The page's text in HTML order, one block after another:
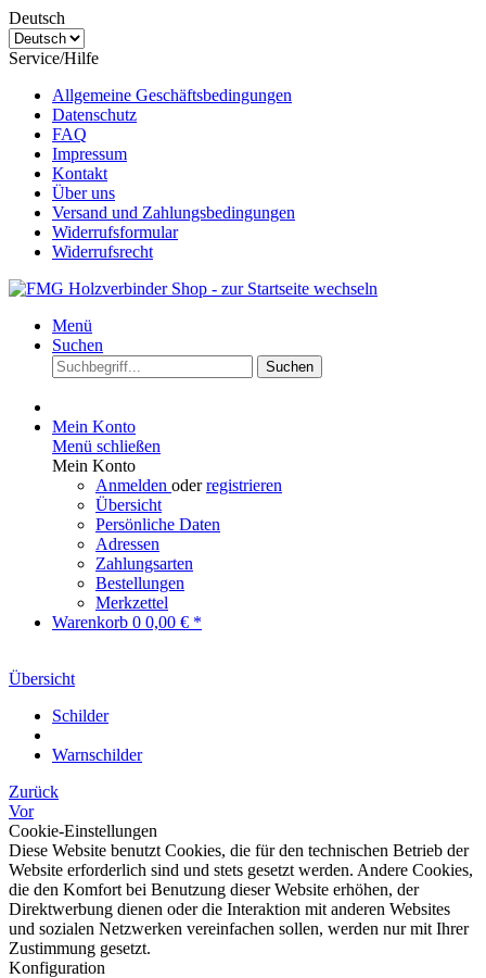
Deutsch
Service/Hilfe
Allgemeine Geschäftsbedingungen
Datenschutz
FAQ
Impressum
Kontakt
Über uns
Versand und Zahlungsbedingungen
Widerrufsformular
Widerrufsrecht
Menü
Suchen
Suchen
Mein Konto
Menü schließen
Mein Konto
Anmelden oderregistrieren
Übersicht
Persönliche Daten
Adressen
Zahlungsarten
Bestellungen
Merkzettel
Warenkorb 0 0,00 € *
Übersicht
Schilder
Warnschilder
Zurück
Vor
Cookie-Einstellungen
Diese Website benutzt Cookies, die für den technischen Betrieb der
Website erforderlich sind und stets gesetzt werden. Andere Cookies,
die den Komfort bei Benutzung dieser Website erhöhen, der
Direktwerbung dienen oder die Interaktion mit anderen Websites
und sozialen Netzwerken vereinfachen sollen, werden nur mit Ihrer
Zustimmung gesetzt.
Konfiguration